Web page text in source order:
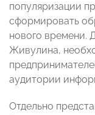
популяризации
сформировать
нового времени.
Живулина,
аудитории
Отдельно